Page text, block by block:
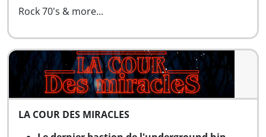
Rock 70's & more...
LA COUR DES MIRACLES